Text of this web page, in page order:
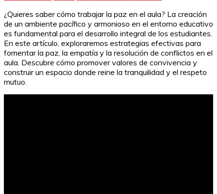
¿Quieres saber cómo trabajar la paz en el aula? La creación
de un ambiente pacífico y armonioso en el entorno educativo
es fundamental para el desarrollo integral de los estudiantes.
En este artículo, exploraremos estrategias efectivas para
fomentar la paz, la empatía y la resolución de conflictos en el
aula. Descubre cómo promover valores de convivencia y
construir un espacio donde reine la tranquilidad y el respeto
mutuo.